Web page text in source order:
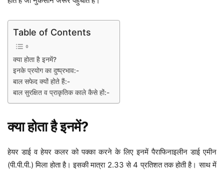
Table of Contents
क्या होता है इनमें?
इनके प्रयोग का दुष्प्रभाव:-
बाल सफेद क्यों होते हैं:-
बाल सुरक्षित व प्राकृतिक काले कैसे हों:-
क्या होता है इनमें?
हेयर डाई व हेयर कलर को पक्का करने के लिए इनमें पैराफिनाइलीन डाई एमीन
(पी.पी.पी.) मिला होता है। इसकी मात्रा 2.33 से 4 प्रतिशत तक होती है। साथ में